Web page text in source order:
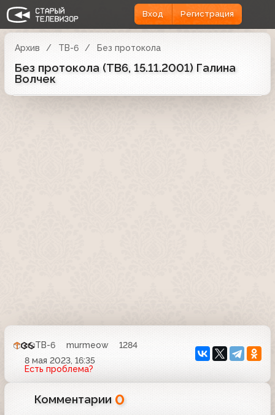
Вход Регистрация
Архив ТВ-6 Без протокола
Без протокола (ТВ6, 15.11.2001) Галина
Волчек
ТВ-6 murmeow
1284
8 мая 2023, 16:35
Есть проблема?
Комментарии 0